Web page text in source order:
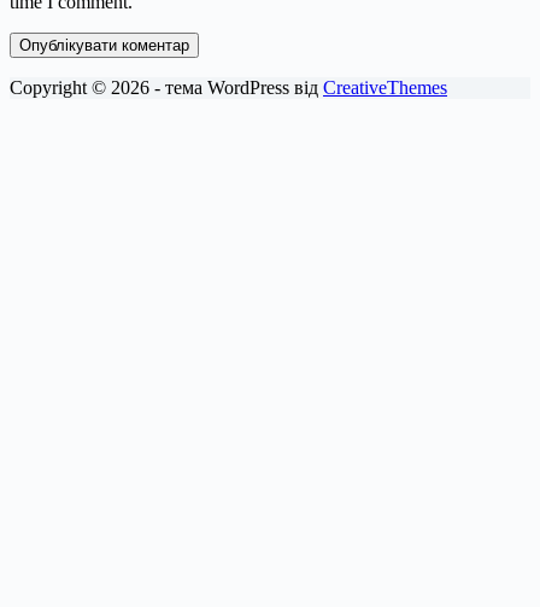
Опублікувати коментар
Copyright © 2026 - тема WordPress від CreativeThemes